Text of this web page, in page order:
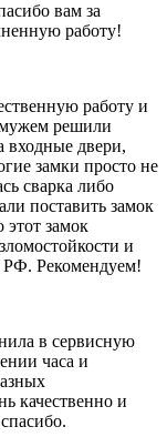
вам за
работу!
работу и
решили
входные двери,
замки просто не
сварка либо
поставить замок
замок
и
РФ. Рекомендуем!
в сервисную
часа и
качественно и